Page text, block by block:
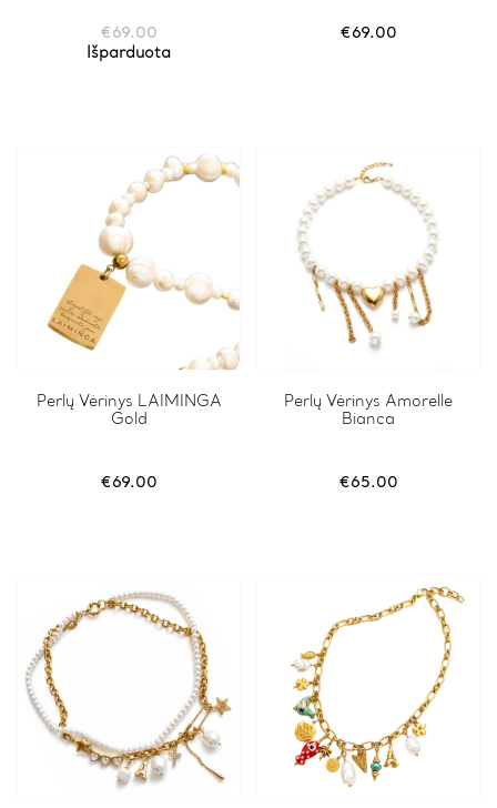
€ 69.00
Išparduota
€69.00
Perlų Vėrinys LAIMINGA
Gold
€69.00
Perlų Vėrinys Amorelle
Bianca
€65.00